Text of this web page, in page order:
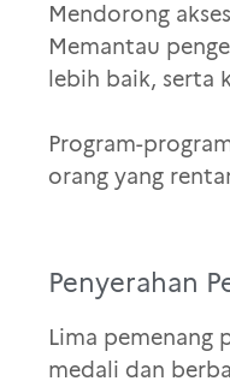
Mendorong
Memantau
lebih baik, serta
Program-
orang yang
Penyerahan
Lima pemenang
medali dan